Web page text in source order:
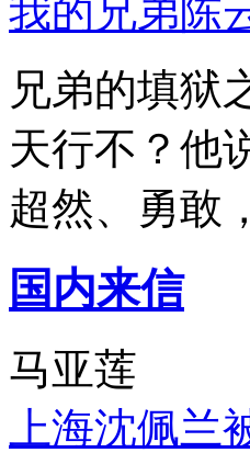
我的兄弟陈
兄弟的填狱
天行不？他
超然、勇敢
国内来信
马亚莲
上海沈佩